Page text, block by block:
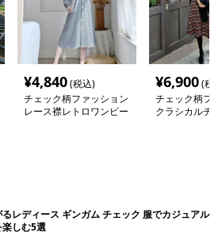
¥4,840(税込)
チェック柄ファッション
レース襟レトロワンピー
¥6,900(税
チェック柄フ
クラシカルチ
レディース ギンガム チェック 服でカジュアル
しむ5選